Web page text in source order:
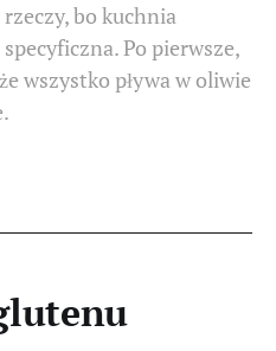
bo kuchnia
Po pierwsze,
wszystko pływa w oliwie